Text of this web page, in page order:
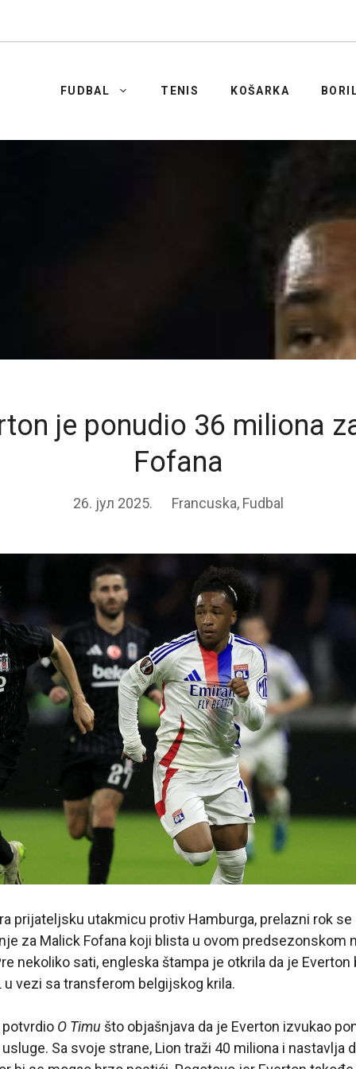
FUDBAL TENIS KOŠARKA
je ponudio 36 miliona
Fofana
26. јул 2025. Francuska, Fudbal
prijateljsku utakmicu protiv Hamburga, prelazni rok
za Malick Fofana koji blista u ovom predsezonskom
nekoliko sati, engleska štampa je otkrila da je Everton
u vezi sa transferom belgijskog krila.
O Timu što objašnjava da je Everton izvukao
Sa svoje strane, Lion traži 40 miliona i nastavlja